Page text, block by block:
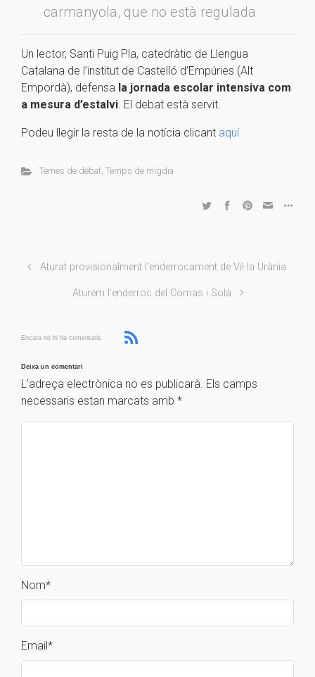
carmanyola, que no està regulada
Un lector, Santi Puig Pla, catedràtic de Llengua
Catalana de l’institut de Castelló d’Empúries (Alt
Empordà), defensa la jornada escolar intensiva com
a mesura d’estalvi. El debat està servit.
Podeu llegir la resta de la notícia clicant aquí
Temes de debat, Temps de migdia
Aturat provisionalment l'enderrocament de Vil·la Urània
Aturem l’enderroc del Comas i Solà
Encara no hi ha comentaris
Deixa un comentari
L'adreça electrònica no es publicarà. Els camps
necessaris estan marcats amb *
Nom*
Email*